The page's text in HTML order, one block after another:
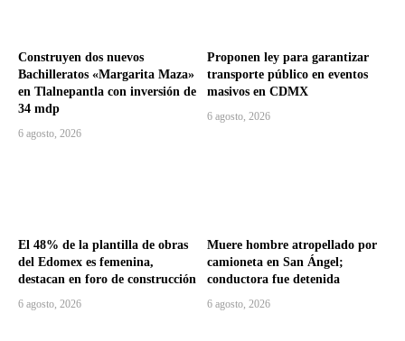
Construyen dos nuevos
Bachilleratos «Margarita Maza»
en Tlalnepantla con inversión de
34 mdp
6 agosto, 2026
Proponen ley para garantizar
transporte público en eventos
masivos en CDMX
6 agosto, 2026
El 48% de la plantilla de obras
del Edomex es femenina,
destacan en foro de construcción
6 agosto, 2026
Muere hombre atropellado por
camioneta en San Ángel;
conductora fue detenida
6 agosto, 2026